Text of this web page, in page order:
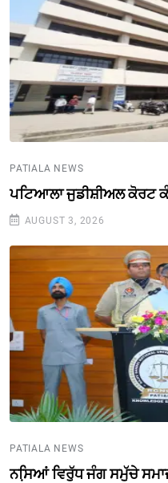
PATIALA NEWS
ਪਟਿਆਲਾ ਜੁਡੀਸ਼ੀਅਲ ਕੋਰਟ
AUGUST 3, 2026
PATIALA NEWS
ਨਸਿ਼ਆਂ ਵਿਰੁੱਧ ਜੰਗ ਸਮੁੱਚੇ ਸਮਾਜ